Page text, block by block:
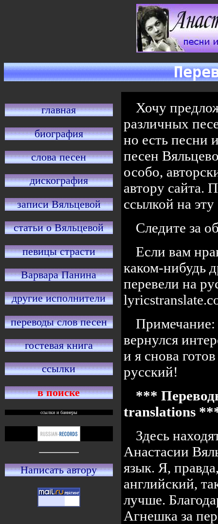
главная
биография
слова песен
дискография
записи Вяльцевой
статьи о Вяльцевой
певицы страсти
Варвара Панина
другие исполнители
переводы слов песен
гостевая книга
ссылки
в поиске
ссылки и баннеры
Написать автору
Хочу
различных
но есть песни
песен
особо,
автору сайта.
ссылкой на
Следите за
Если вам
каком-нибудь
перевели на
Примечание:
вернулся
и я снова
русский!
***
translations
Здесь
Анастасии
язык. Я,
английский,
лучше.
Агнешка за